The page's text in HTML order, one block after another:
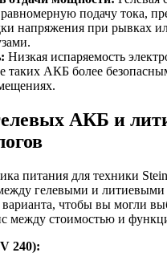
подачу тока,
напряжения при рывках
Низкая испаряемость
таких АКБ более
АКБ и
питания для техники
гелевыми и
чтобы вы могли
между стоимостью и
240):